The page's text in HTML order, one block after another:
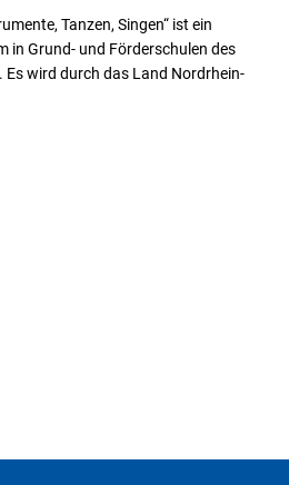
Tanzen, Singen“ ist ein
in Grund- und Förderschulen des
wird durch das Land Nordrhein-